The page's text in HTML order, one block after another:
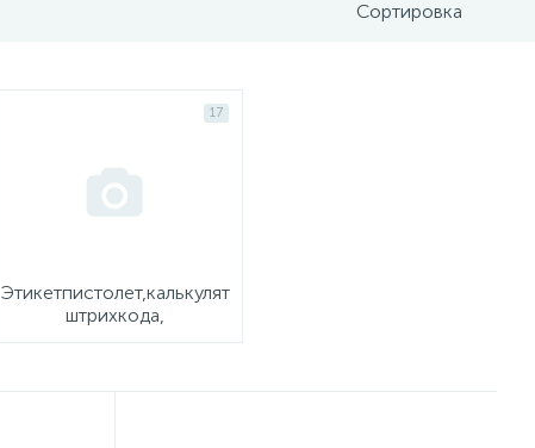
Сортировка
17
Этикетпистолет,калькуляторы,ламинаторы,принтеры
штрихкода,